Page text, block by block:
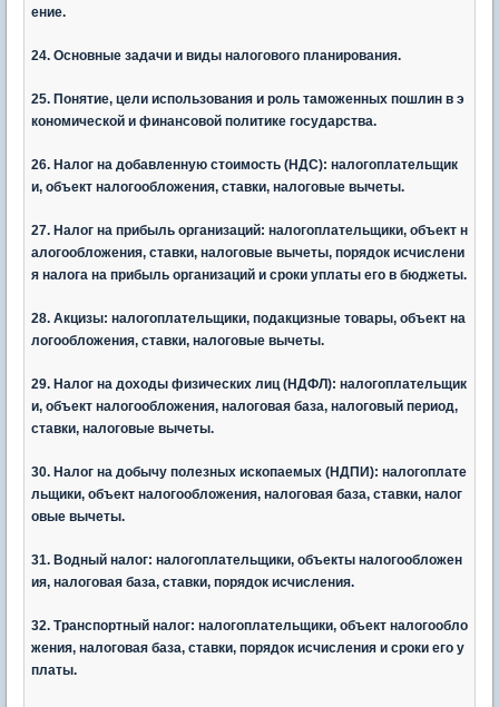
ение.
24. Основные задачи и виды налогового планирования.
25. Понятие, цели использования и роль таможенных пошлин в э
кономической и финансовой политике государства.
26. Налог на добавленную стоимость (НДС): налогоплательщик
и, объект налогообложения, ставки, налоговые вычеты.
27. Налог на прибыль организаций: налогоплательщики, объект н
алогообложения, ставки, налоговые вычеты, порядок исчислени
я налога на прибыль организаций и сроки уплаты его в бюджеты.
28. Акцизы: налогоплательщики, подакцизные товары, объект на
логообложения, ставки, налоговые вычеты.
29. Налог на доходы физических лиц (НДФЛ): налогоплательщик
и, объект налогообложения, налоговая база, налоговый период,
ставки, налоговые вычеты.
30. Налог на добычу полезных ископаемых (НДПИ): налогоплате
льщики, объект налогообложения, налоговая база, ставки, налог
овые вычеты.
31. Водный налог: налогоплательщики, объекты налогообложен
ия, налоговая база, ставки, порядок исчисления.
32. Транспортный налог: налогоплательщики, объект налогообло
жения, налоговая база, ставки, порядок исчисления и сроки его у
платы.